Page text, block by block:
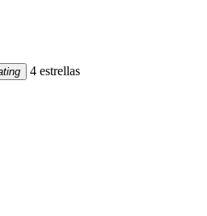
4 estrellas